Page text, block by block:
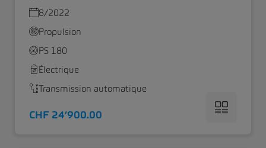
8/2022
Propulsion
PS 180
Électrique
Transmission automatique
CHF 24’900.00